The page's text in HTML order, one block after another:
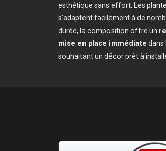
esthétique sans effort. Les
s’adaptent facilement à de
durée, la composition offre un
mise en place immédiate dans
souhaitant un décor prêt à